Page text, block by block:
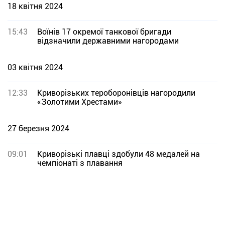
18 квітня 2024
15:43
Воїнів 17 окремої танкової бригади
відзначили державними нагородами
03 квітня 2024
12:33
Криворізьких тероборонівців нагородили
«Золотими Хрестами»
27 березня 2024
09:01
Криворізькі плавці здобули 48 медалей на
чемпіонаті з плавання